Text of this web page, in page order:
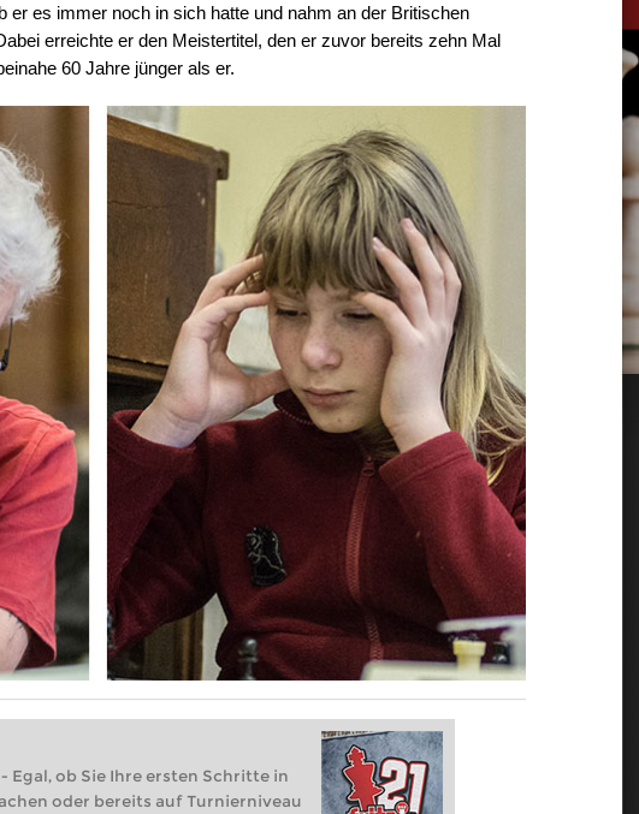
er es immer noch in sich hatte und nahm an der Britischen
erreichte er den Meistertitel, den er zuvor bereits zehn Mal
60 Jahre jünger als er.
ob Sie Ihre ersten Schritte in
oder bereits auf Turnierniveau